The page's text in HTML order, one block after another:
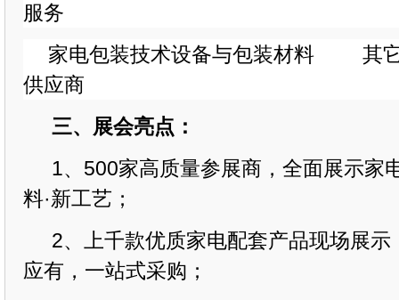
服务
家电包装技术设备与包装材料
其
供应商
三、展会亮点：
1、500家高质量参展商，全面展示家
料·新工艺 ；
2、上千款优质家电配套产品现场展
应有，一站式采购；